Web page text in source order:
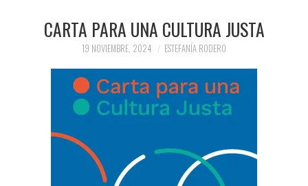
CARTA PARA UNA CULTURA JUSTA
19 NOVIEMBRE, 2024 ESTEFANÍA RODERO